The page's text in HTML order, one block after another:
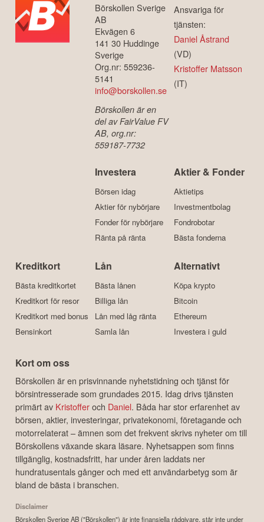
Börskollen Sverige
AB
Ekvägen 6
141 30 Huddinge
Sverige
Org.nr: 559236-
5141
info@borskollen.se
Börskollen är en
del av FairValue FV
AB, org.nr:
559187-7732
Ansvariga för
tjänsten:
Daniel Åstrand
(VD)
Kristoffer Matsson
(IT)
Investera
Börsen idag
Aktier för nybörjare
Fonder för nybörjare
Ränta på ränta
Aktier & Fonder
Aktietips
Investmentbolag
Fondrobotar
Bästa fonderna
Kreditkort
Bästa kreditkortet
Kreditkort för resor
Kreditkort med bonus
Bensinkort
Lån
Bästa lånen
Billiga lån
Lån med låg ränta
Samla lån
Alternativt
Köpa krypto
Bitcoin
Ethereum
Investera i guld
Kort om oss
Börskollen är en prisvinnande nyhetstidning och tjänst för
börsintresserade som grundades 2015. Idag drivs tjänsten
primärt av Kristofferoch Daniel. Båda har stor erfarenhet av
börsen, aktier, investeringar, privatekonomi, företagande och
motorrelaterat – ämnen som det frekvent skrivs nyheter om till
Börskollens växande skara läsare. Nyhetsappen som finns
tillgänglig, kostnadsfritt, har under åren laddats ner
hundratusentals gånger och med ett användarbetyg som är
bland de bästa i branschen.
Disclaimer
Börskollen Sverige AB ("Börskollen") är inte finansiella rådgivare, står inte under